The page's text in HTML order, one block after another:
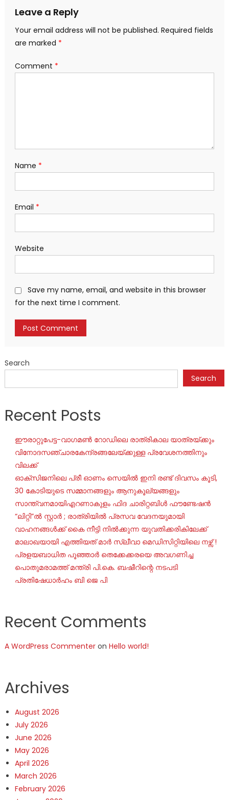
Leave a Reply
Your email address will not be published. Required fields
are marked *
Comment *
Name *
Email *
Website
Save my name, email, and website in this browser
for the next time I comment.
Search
Search
Recent Posts
ഈരാറ്റുപേട്ട-വാഗമൺ റോഡിലെ രാത്രികാല യാത്രയ്ക്കും
വിനോദസഞ്ചാരകേന്ദ്രങ്ങലേയ്ക്കുള്ള പ്രവേശനത്തിനും
വിലക്ക്
ഓക്‌സിജനിലെ പ്രീ ഓണം സെയില്‍ ഇനി രണ്ട് ദിവസം കൂടി,
30 കോടിയുടെ സമ്മാനങ്ങളും ആനുകൂല്യങ്ങളും
സാന്ത്വനമായിഎറണാകുളം ഫിദ ചാരിറ്റബിൾ ഫൗണ്ടേഷൻ
“ലിറ്റി”ൽ സ്റ്റാർ ; രാത്രിയിൽ പ്രസവ വേദനയുമായി
വാഹനങ്ങൾക്ക് കൈ നീട്ടി നിൽക്കുന്ന യുവതിക്കരികിലേക്ക്
മാലാഖയായി എത്തിയത് മാർ സ്ലീവാ മെഡിസിറ്റിയിലെ നഴ്സ് !
പ്രളയബാധിത പൂഞ്ഞാർ തെക്കേക്കരയെ അവഗണിച്ച
പൊതുമരാമത്ത് മന്ത്രി പി.കെ. ബഷീറിന്റെ നടപടി
പ്രതിഷേധാർഹം ബി ജെ പി
Recent Comments
A WordPress Commenteron Hello world!
Archives
August 2026
July 2026
June 2026
May 2026
April 2026
March 2026
February 2026